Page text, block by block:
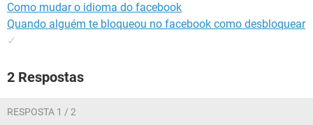
Como mudar o idioma do facebook
Quando alguém te bloqueou no facebook como desbloquear
✓
2 Respostas
RESPOSTA 1 / 2